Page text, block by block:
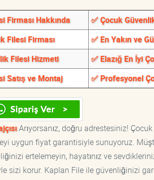
Firması Hakkında
✅ Çocuk
Filesi Firması
✅ En Yakın ve
Filesi Hizmeti
✅ Elazığ En İyi
Satış ve Montaj
✅ Profesyonel
Arıyorsanız, doğru adrestesiniz!
uygun fiyat garantisiyle sunuyoruz.
ertelemeyin, hayatınız ve
sizi korur. Kaplan File ile güvenliğinizi